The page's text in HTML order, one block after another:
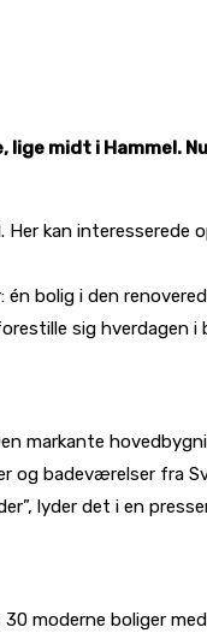
lige midt i
kan interesserede
bolig i den
sig hverdagen i
markante
badeværelser fra
lyder det i en
moderne boliger